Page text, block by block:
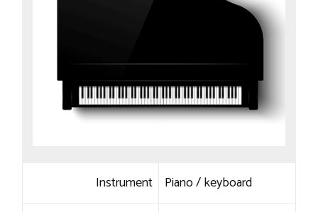
Instrument Piano / keyboard